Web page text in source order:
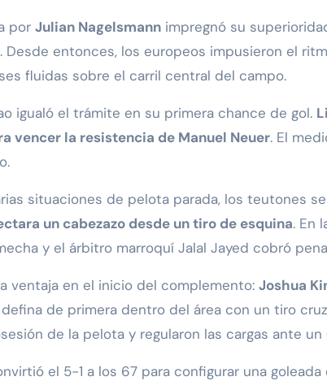
por Julian Nagelsmann impregnó su
. Desde entonces, los europeos impusieron el
fluidas sobre el carril central del campo.
igualó el trámite en su primera chance de gol.
vencer la resistencia de Manuel Neuer. El
situaciones de pelota parada, los teutones
un cabezazo desde un tiro de esquina. En
y el árbitro marroquí Jalal Jayed cobró
ventaja en el inicio del complemento: Joshua
defina de primera dentro del área con un tiro
de la pelota y regularon las cargas ante
el 5-1 a los 67 para configurar una